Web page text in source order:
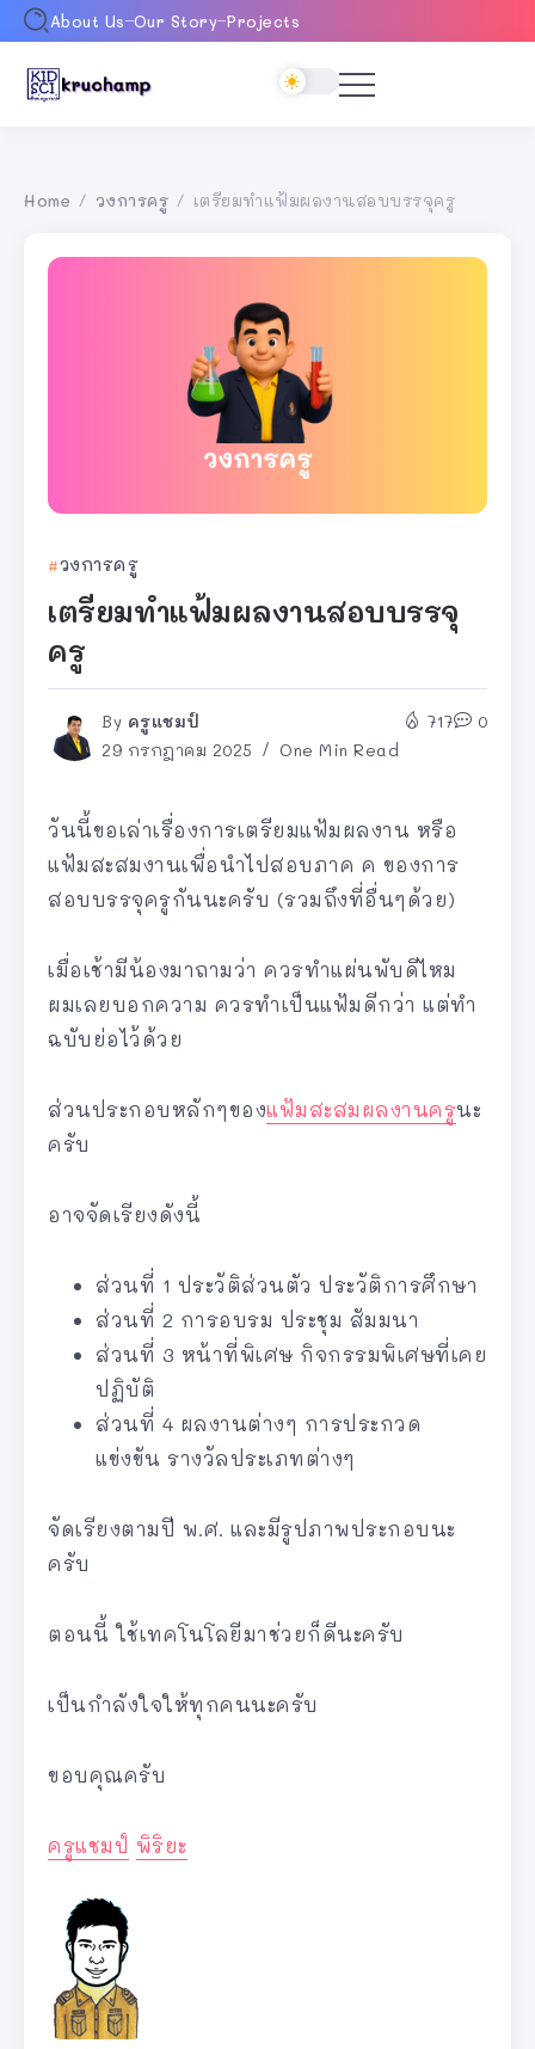
About Us Our Story Projects
Home / วงการครู / เตรียมทำแฟ้มผลงานสอบบรรจุครู
วงการครู
เตรียมทำแฟ้มผลงานสอบบรรจุ
ครู
By ครูแชมป์
29 กรกฎาคม 2025
One Min Read
717 0
วันนี้ขอเล่าเรื่องการเตรียมแฟ้มผลงาน หรือ
แฟ้มสะสมงานเพื่อนำไปสอบภาค ค ของการ
สอบบรรจุครูกันนะครับ (รวมถึงที่อื่นๆด้วย)
เมื่อเช้ามีน้องมาถามว่า ควรทำแผ่นพับดีไหม
ผมเลยบอกความ ควรทำเป็นแฟ้มดีกว่า แต่ทำ
ฉบับย่อไว้ด้วย
ส่วนประกอบหลักๆของแฟ้มสะสมผลงานครูนะ
ครับ
อาจจัดเรียงดังนี้
ส่วนที่ 1 ประวัติส่วนตัว ประวัติการศึกษา
ส่วนที่ 2 การอบรม ประชุม สัมมนา
ส่วนที่ 3 หน้าที่พิเศษ กิจกรรมพิเศษที่เคย
ปฏิบัติ
ส่วนที่ 4 ผลงานต่างๆ การประกวด
แข่งขัน รางวัลประเภทต่างๆ
จัดเรียงตามปี พ.ศ. และมีรูปภาพประกอบนะ
ครับ
ตอนนี้ ใช้เทคโนโลยีมาช่วยก็ดีนะครับ
เป็นกำลังใจให้ทุกคนนะครับ
ขอบคุณครับ
ครูแชมป์ พิริยะ